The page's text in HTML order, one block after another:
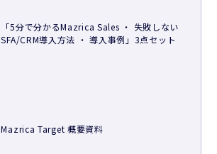
「5分で分かるMazrica Sales ・ 失敗しない
SFA/CRM導入方法 ・ 導入事例」3点セット
Mazrica Target 概要資料